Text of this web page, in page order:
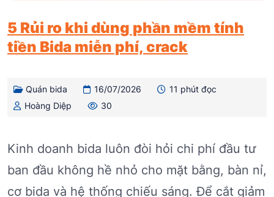
5 Rủi ro khi dùng phần mềm tính
tiền Bida miễn phí, crack
Quán bida 16/07/2026
11 phút đọc
Hoàng Diệp
30
Kinh doanh bida luôn đòi hỏi chi phí đầu tư
ban đầu không hề nhỏ cho mặt bằng, bàn nỉ,
cơ bida và hệ thống chiếu sáng. Để cắt giảm